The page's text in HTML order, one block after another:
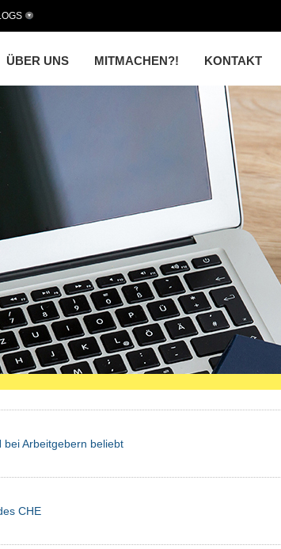
ÜBER UNS MITMACHEN?! KONTAKT
bei Arbeitgebern beliebt
CHE